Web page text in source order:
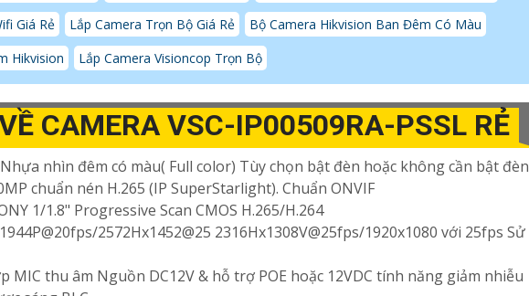
Giá Rẻ
Lắp Camera Trọn Bộ Giá Rẻ
Bộ Camera Hikvision Ban Đêm Có Màu
Hikvision
Lắp Camera Visioncop Trọn Bộ
CAMERA VSC-IP00509RA-PSSL RẺ
nhìn đêm có màu( Full color) Tùy chọn bật đèn hoặc không cần bật đèn
chuẩn nén H.265 (IP SuperStarlight). Chuẩn ONVIF
1/1.8" Progressive Scan CMOS H.265/H.264
2572Hx1452@25 2316Hx1308V@25fps/1920x1080 với 25fps Sử
MIC thu âm Nguồn DC12V & hỗ trợ POE hoặc 12VDC tính năng giảm nhiễu